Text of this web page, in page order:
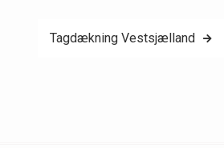
Tagdækning Vestsjælland